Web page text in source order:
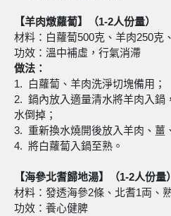
【羊肉燉蘿蔔】（1-2人份量）
材料：白蘿蔔500克、羊肉250克
功效：溫中補虛，行氣消滯
做法：
1. 白蘿蔔、羊肉洗淨切塊備用；
2. 鍋內放入適量清水將羊肉入鍋
水倒掉；
3. 重新換水燒開後放入羊肉、薑
4. 將白蘿蔔入鍋至熟。
【海參北耆歸地湯】（1-2人份量）
材料：發透海參2條、北耆1両、
功效：養心健脾